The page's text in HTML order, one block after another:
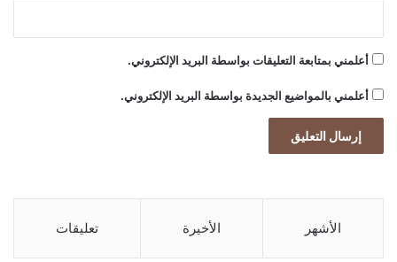
أعلمني بمتابعة التعليقات بواسطة البريد الإلكتروني.
أعلمني بالمواضيع الجديدة بواسطة البريد الإلكتروني.
الأشهر الأخيرة تعليقات